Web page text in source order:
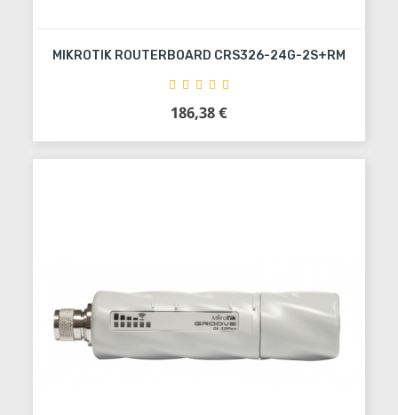
MIKROTIK ROUTERBOARD CRS326-24G-2S+RM
Precio
186,38 €
Añadir al carrito